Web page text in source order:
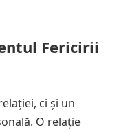
Fericirii
ci și un
O relație